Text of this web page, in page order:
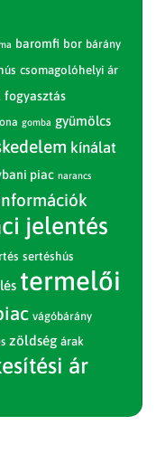
baromfi bor bárány
csomagolóhelyi ár
fogyasztás
gomba gyümölcs
kínálat
piac narancs
jelentés
sertéshús
termelői
vágóbárány
zöldség árak
ár